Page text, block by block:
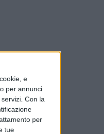
e
per annunci
Con la
per
tue